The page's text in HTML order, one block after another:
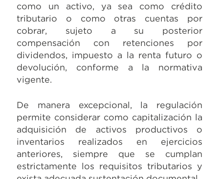
como un activo, ya sea como crédito
tributario o como otras cuentas por
cobrar, sujeto a su posterior
compensación con retenciones por
dividendos, impuesto a la renta futuro o
devolución, conforme a la normativa
vigente.
De manera excepcional, la regulación
permite considerar como capitalización la
adquisición de activos productivos o
inventarios realizados en ejercicios
anteriores, siempre que se cumplan
estrictamente los requisitos tributarios y